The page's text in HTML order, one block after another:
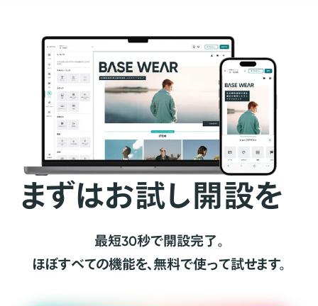
まずはお試し開設を
最短30秒で開設完了。
ほぼすべての機能を、無料で使って試せます。